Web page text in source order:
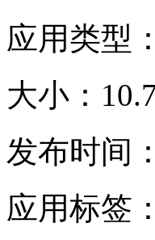
应用类型：
大小：
发布时间
应用标签：